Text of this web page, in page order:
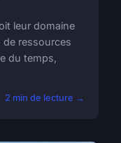
leur domaine
ressources
du temps,
2 min de lecture →